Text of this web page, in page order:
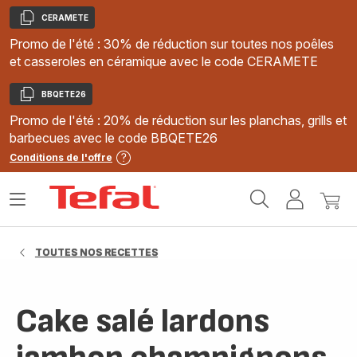
Copier
CERAMETE
Promo de l'été : 30% de réduction sur toutes nos poêles
et casseroles en céramique avec le code CERAMETE
Copier
BBQETE26
Promo de l'été : 20% de réduction sur les planchas, grills et
barbecues avec le code BBQETE26
Conditions de l'offre
MonMon
Ouvrir
TOUTES NOS RECETTES
Cake salé lardons